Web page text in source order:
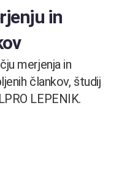
in
merjenja in
člankov, študij
LEPENIK.